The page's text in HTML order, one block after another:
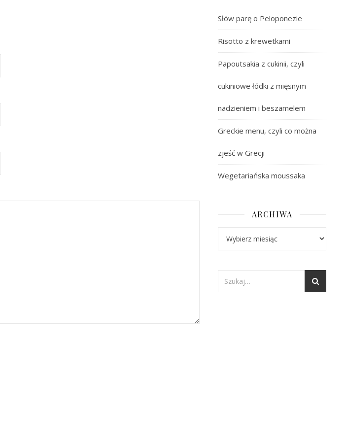
Słów parę o Peloponezie
Risotto z krewetkami
Papoutsakia z cukinii, czyli
cukiniowe łódki z mięsnym
nadzieniem i beszamelem
Greckie menu, czyli co można
zjeść w Grecji
Wegetariańska moussaka
ARCHIWA